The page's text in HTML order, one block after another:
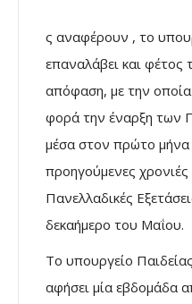
ς αναφέρουν , το
επαναλάβει και φέτος
απόφαση, με την
φορά την έναρξη των
μέσα στον πρώτο μήνα
προηγούμενες
Πανελλαδικές
δεκαήμερο του Μαΐου.
Το υπουργείο
αφήσει μία εβδομάδα